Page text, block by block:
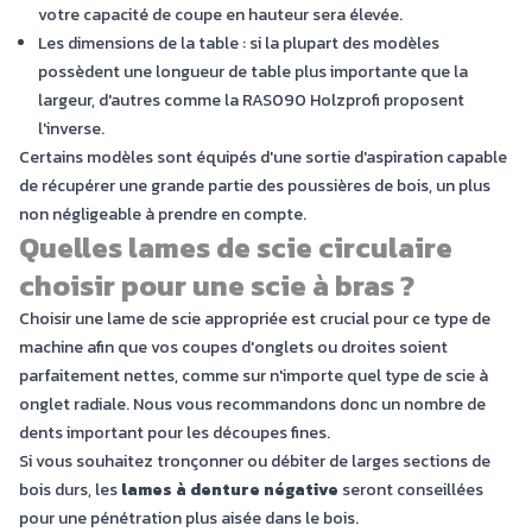
votre capacité de coupe en hauteur sera élevée.
Les dimensions de la table : si la plupart des modèles
possèdent une longueur de table plus importante que la
largeur, d'autres comme la RAS090 Holzprofi proposent
l'inverse.
Certains modèles sont équipés d'une sortie d'aspiration capable
de récupérer une grande partie des poussières de bois, un plus
non négligeable à prendre en compte.
Quelles lames de scie circulaire
choisir pour une scie à bras ?
Choisir une lame de scie appropriée est crucial pour ce type de
machine afin que vos coupes d'onglets ou droites soient
parfaitement nettes, comme sur n'importe quel type de scie à
onglet radiale. Nous vous recommandons donc un nombre de
dents important pour les découpes fines.
Si vous souhaitez tronçonner ou débiter de larges sections de
bois durs, leslames à denture négative seront conseillées
pour une pénétration plus aisée dans le bois.